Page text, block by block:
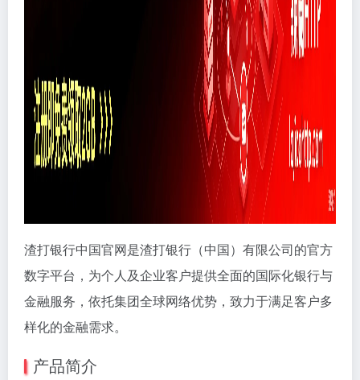
渣打银行中国官网是渣打银行（中国）有限公司的官方
数字平台，为个人及企业客户提供全面的国际化银行与
金融服务，依托集团全球网络优势，致力于满足客户多
样化的金融需求。
产品简介